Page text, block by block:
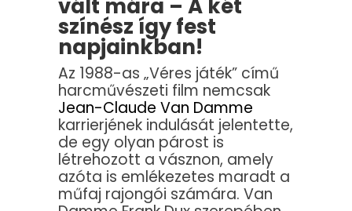
vált mára – A két
színész így fest
napjainkban!
Az 1988-as „Véres játék” című
harcművészeti film nemcsak
Jean-Claude Van Damme
karrierjének indulását jelentette,
de egy olyan párost is
létrehozott a vásznon, amely
azóta is emlékezetes maradt a
műfaj rajongói számára. Van